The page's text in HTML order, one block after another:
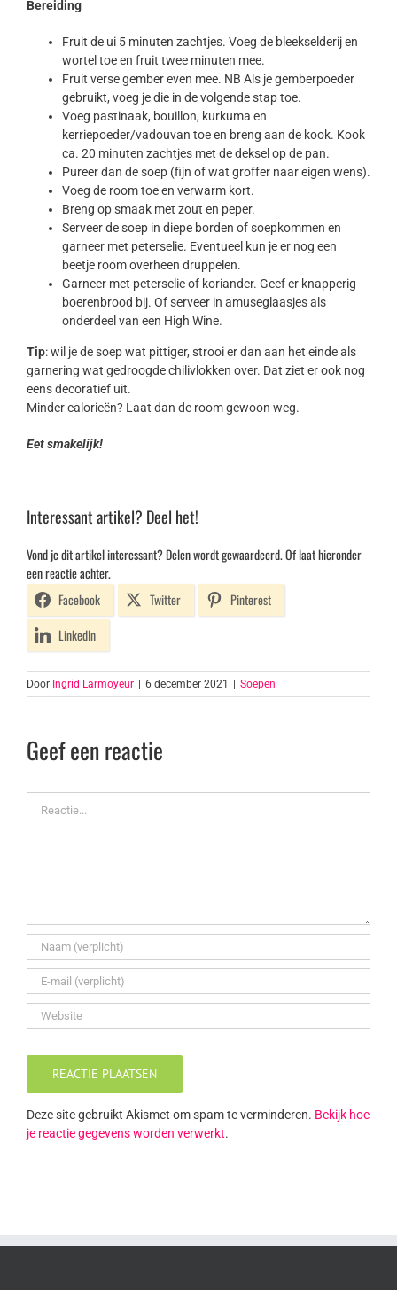
Bereiding
Fruit de ui 5 minuten zachtjes. Voeg de bleekselderij en
wortel toe en fruit twee minuten mee.
Fruit verse gember even mee. NB Als je gemberpoeder
gebruikt, voeg je die in de volgende stap toe.
Voeg pastinaak, bouillon, kurkuma en
kerriepoeder/vadouvan toe en breng aan de kook. Kook
ca. 20 minuten zachtjes met de deksel op de pan.
Pureer dan de soep (fijn of wat groffer naar eigen wens).
Voeg de room toe en verwarm kort.
Breng op smaak met zout en peper.
Serveer de soep in diepe borden of soepkommen en
garneer met peterselie. Eventueel kun je er nog een
beetje room overheen druppelen.
Garneer met peterselie of koriander. Geef er knapperig
boerenbrood bij. Of serveer in amuseglaasjes als
onderdeel van een High Wine.
Tip: wil je de soep wat pittiger, strooi er dan aan het einde als
garnering wat gedroogde chilivlokken over. Dat ziet er ook nog
eens decoratief uit.
Minder calorieën? Laat dan de room gewoon weg.
Eet smakelijk!
Interessant artikel? Deel het!
Vond je dit artikel interessant? Delen wordt gewaardeerd. Of laat hieronder
een reactie achter.
Facebook
Twitter
Pinterest
LinkedIn
Door Ingrid Larmoyeur | 6 december 2021 | Soepen
Geef een reactie
Deze site gebruikt Akismet om spam te verminderen. Bekijk hoe
je reactie gegevens worden verwerkt.